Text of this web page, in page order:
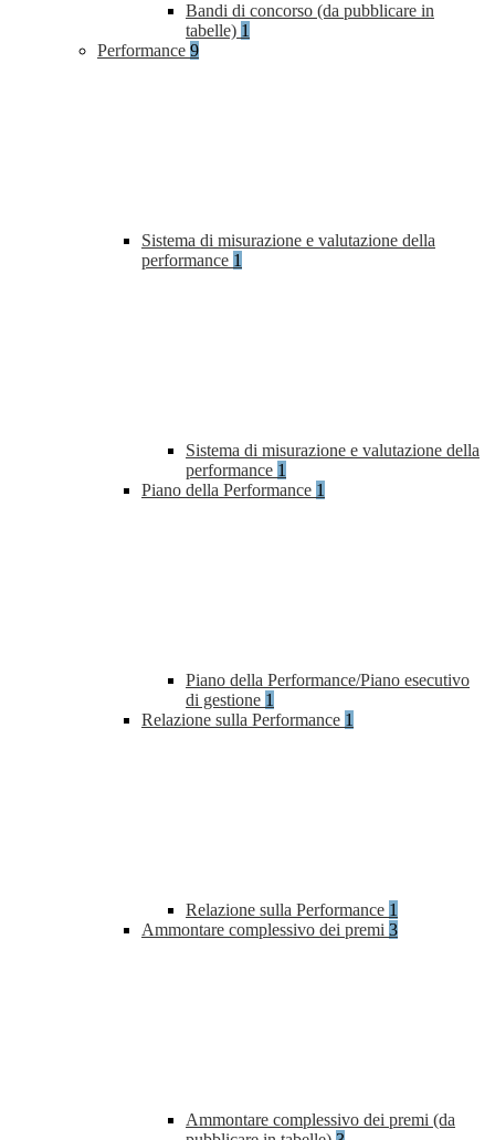
Bandi di concorso (da pubblicare in
tabelle) 1
Performance 9
Sistema di misurazione e valutazione della
performance 1
Sistema di misurazione e valutazione della
performance 1
Piano della Performance 1
Piano della Performance/Piano esecutivo
di gestione 1
Relazione sulla Performance 1
Relazione sulla Performance 1
Ammontare complessivo dei premi 3
Ammontare complessivo dei premi (da